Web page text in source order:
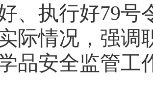
、执行好79号
际情况，强调
品安全监管工